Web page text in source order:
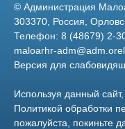
© Администрация
303370, Россия,
Телефон: 8 (48679) 2-
maloarhr-
Версия для
Используя данный
Политикой обработки
пожалуйста, покиньте